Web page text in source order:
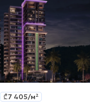
₾7 405/м²